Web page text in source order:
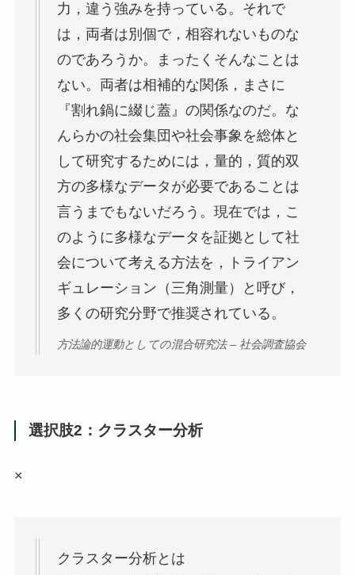
力，違う強みを持っている。それで
は，両者は別個で，相容れないものな
のであろうか。まったくそんなことは
ない。両者は相補的な関係，まさに
『割れ鍋に綴じ蓋』の関係なのだ。な
んらかの社会集団や社会事象を総体と
して研究するためには，量的，質的双
方の多様なデータが必要であることは
言うまでもないだろう。現在では，こ
のように多様なデータを証拠として社
会について考える方法を，トライアン
ギュレーション（三角測量）と呼び，
多くの研究分野で推奨されている。
方法論的運動としての混合研究法 – 社会調査協会
選択肢2：クラスター分析
×
クラスター分析とは